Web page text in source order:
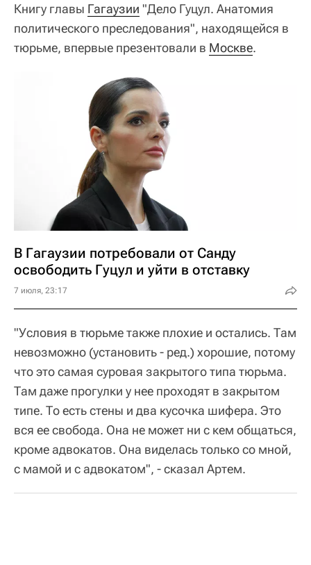
Книгу главы Гагаузии "Дело Гуцул. Анатомия
политического преследования", находящейся в
тюрьме, впервые презентовали в Москве.
В Гагаузии потребовали от Санду
освободить Гуцул и уйти в отставку
7 июля, 23:17
"Условия в тюрьме также плохие и остались. Там
невозможно (установить - ред.) хорошие, потому
что это самая суровая закрытого типа тюрьма.
Там даже прогулки у нее проходят в закрытом
типе. То есть стены и два кусочка шифера. Это
вся ее свобода. Она не может ни с кем общаться,
кроме адвокатов. Она виделась только со мной,
с мамой и с адвокатом", - сказал Артем.